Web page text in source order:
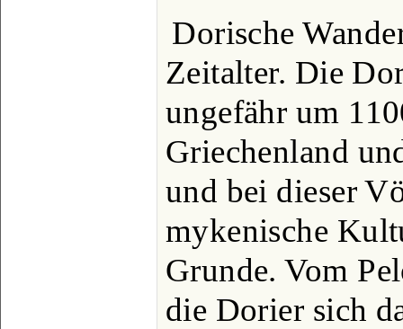
Dorische
Zeitalter. Die
ungefähr um
Griechenland
und bei dieser
mykenische
Grunde. Vom
die Dorier sich